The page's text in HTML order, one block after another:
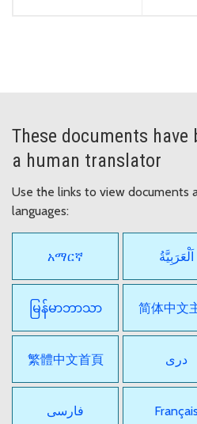
These documents
a human translator
Use the links to view documents
languages:
አማርኛ اَلْعَرَبِيَّةُ
မြန်မာဘာသာ 简体中文
繁體中文首頁 دری
فارسی Français